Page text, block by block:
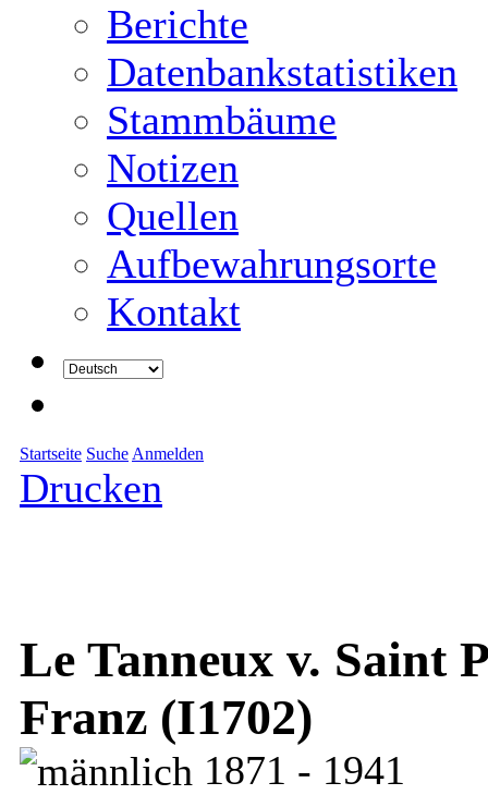
Berichte
Datenbankstatistiken
Stammbäume
Notizen
Quellen
Aufbewahrungsorte
Kontakt
Startseite Suche Anmelden
Drucken
Le Tanneux v. Saint
Franz (I1702)
1871 - 1941